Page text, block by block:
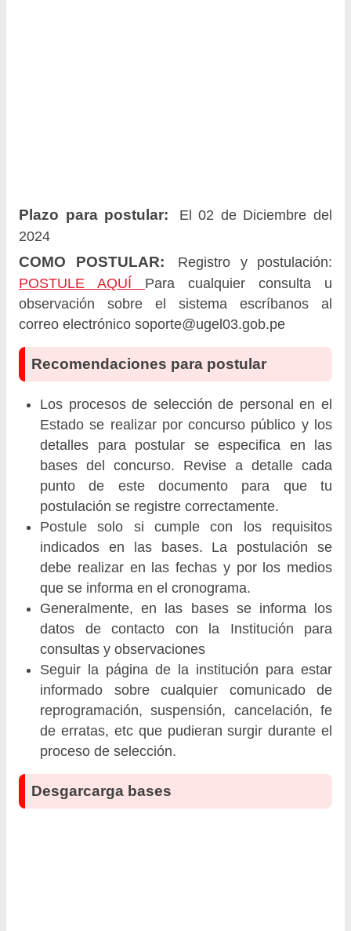
Plazo para postular:
El 02 de Diciembre del
2024
COMO POSTULAR:
Registro y postulación:
POSTULE AQUÍ Para cualquier consulta u
observación sobre el sistema escríbanos al
correo electrónico soporte@ugel03.gob.pe
Recomendaciones para postular
Los procesos de selección de personal en el
Estado se realizar por concurso público y los
detalles para postular se especifica en las
bases del concurso. Revise a detalle cada
punto de este documento para que tu
postulación se registre correctamente.
Postule solo si cumple con los requisitos
indicados en las bases. La postulación se
debe realizar en las fechas y por los medios
que se informa en el cronograma.
Generalmente, en las bases se informa los
datos de contacto con la Institución para
consultas y observaciones
Seguir la página de la institución para estar
informado sobre cualquier comunicado de
reprogramación, suspensión, cancelación, fe
de erratas, etc que pudieran surgir durante el
proceso de selección.
Desgarcarga bases